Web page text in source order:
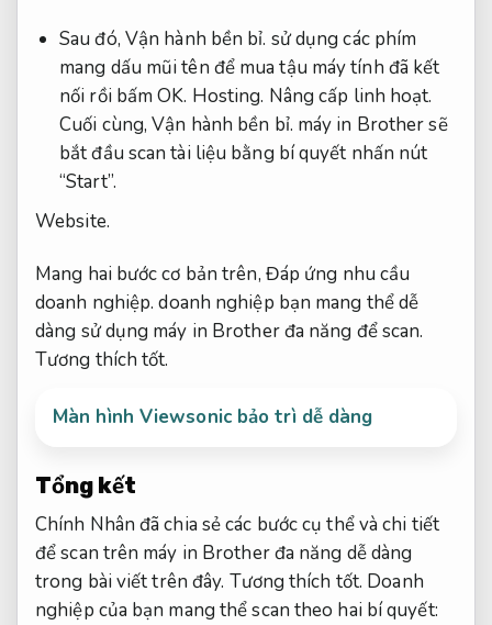
Sau đó, Vận hành bền bỉ. sử dụng các phím
mang dấu mũi tên để mua tậu máy tính đã kết
nối rồi bấm OK. Hosting. Nâng cấp linh hoạt.
Cuối cùng,Vận hành bền bỉ. máy in Brother sẽ
bắt đầu scan tài liệu bằng bí quyết nhấn nút
“Start”.
Website.
Mang hai bước cơ bản trên, Đáp ứng nhu cầu
doanh nghiệp. doanh nghiệp bạn mang thể dễ
dàng sử dụng máy in Brother đa năng để scan.
Tương thích tốt.
Màn hình Viewsonic bảo trì dễ dàng
Tổng kết
Chính Nhân đã chia sẻ các bước cụ thể và chi tiết
để scan trên máy in Brother đa năng dễ dàng
trong bài viết trên đây. Tương thích tốt. Doanh
nghiệp của bạn mang thể scan theo hai bí quyết: